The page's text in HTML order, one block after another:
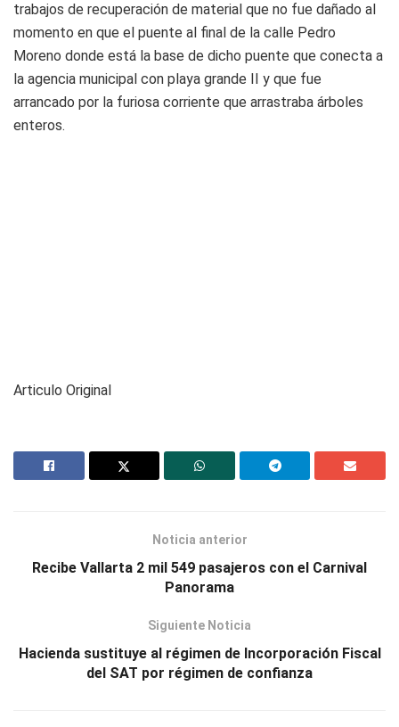
trabajos de recuperación de material que no fue dañado al
momento en que el puente al final de la calle Pedro
Moreno donde está la base de dicho puente que conecta a
la agencia municipal con playa grande II y que fue
arrancado por la furiosa corriente que arrastraba árboles
enteros.
Articulo Original
Noticia anterior
Recibe Vallarta 2 mil 549 pasajeros con el Carnival
Panorama
Siguiente Noticia
Hacienda sustituye al régimen de Incorporación Fiscal
del SAT por régimen de confianza